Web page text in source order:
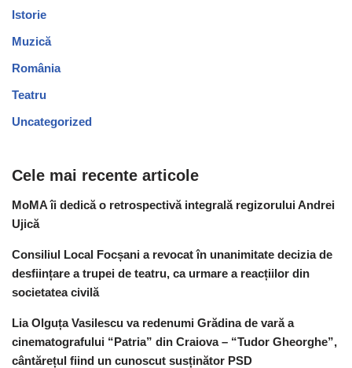
Istorie
Muzică
România
Teatru
Uncategorized
Cele mai recente articole
MoMA îi dedică o retrospectivă integrală regizorului Andrei
Ujică
Consiliul Local Focșani a revocat în unanimitate decizia de
desființare a trupei de teatru, ca urmare a reacțiilor din
societatea civilă
Lia Olguța Vasilescu va redenumi Grădina de vară a
cinematografului “Patria” din Craiova – “Tudor Gheorghe”,
cântărețul fiind un cunoscut susținător PSD